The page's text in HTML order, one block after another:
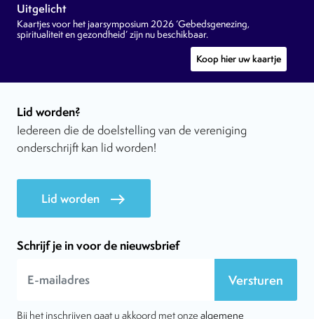
Uitgelicht
Kaartjes voor het jaarsymposium 2026 ‘Gebedsgenezing,
spiritualiteit en gezondheid’ zijn nu beschikbaar.
Koop hier uw kaartje
Lid worden?
Iedereen die de doelstelling van de vereniging
onderschrijft kan lid worden!
Lid worden east
Schrijf je in voor de nieuwsbrief
Versturen
Bij het inschrijven gaat u akkoord met onze algemene